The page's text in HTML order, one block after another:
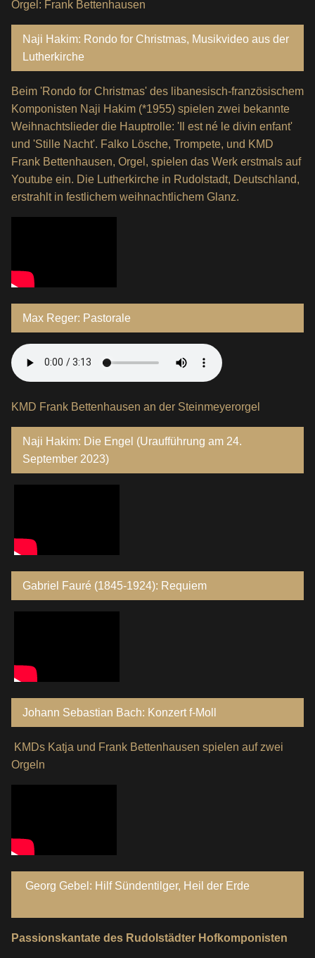
Orgel: Frank Bettenhausen
Naji Hakim: Rondo for Christmas, Musikvideo aus der
Lutherkirche
Beim 'Rondo for Christmas' des libanesisch-französischem
Komponisten Naji Hakim (*1955) spielen zwei bekannte
Weihnachtslieder die Hauptrolle: 'Il est né le divin enfant'
und 'Stille Nacht'. Falko Lösche, Trompete, und KMD
Frank Bettenhausen, Orgel, spielen das Werk erstmals auf
Youtube ein. Die Lutherkirche in Rudolstadt, Deutschland,
erstrahlt in festlichem weihnachtlichem Glanz.
Max Reger: Pastorale
KMD Frank Bettenhausen an der Steinmeyerorgel
Naji Hakim: Die Engel (Uraufführung am 24.
September 2023)
Gabriel Fauré (1845-1924): Requiem
Johann Sebastian Bach: Konzert f-Moll
KMDs Katja und Frank Bettenhausen spielen auf zwei
Orgeln
Georg Gebel: Hilf Sündentilger, Heil der Erde
Passionskantate des Rudolstädter Hofkomponisten